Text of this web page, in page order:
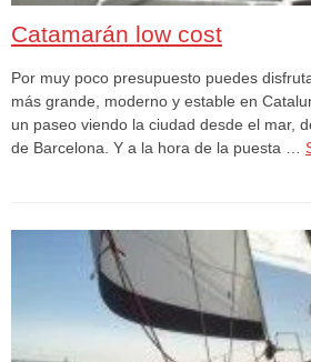
Catamarán low cost
Por muy poco presupuesto puedes
más grande, moderno y estable en
un paseo viendo la ciudad desde el mar,
de Barcelona. Y a la hora de la puesta …